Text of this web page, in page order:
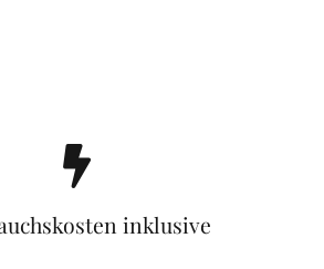
inklusive